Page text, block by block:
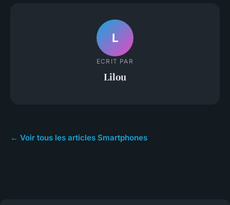
L
ECRIT PAR
Lilou
← Voir tous les articles Smartphones